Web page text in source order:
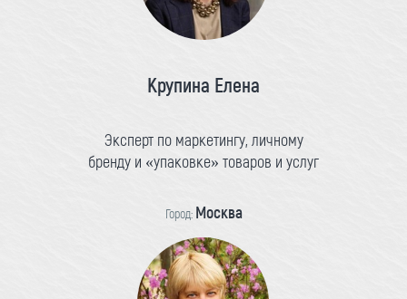
Крупина Елена
Эксперт по маркетингу, личному
бренду и «упаковке» товаров и услуг
Город: Москва